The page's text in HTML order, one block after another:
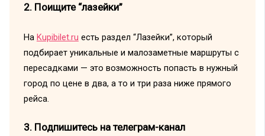
2. Поищите “лазейки”
На Kupibilet.ru есть раздел “Лазейки”, который
подбирает уникальные и малозаметные маршруты с
пересадками — это возможность попасть в нужный
город по цене в два, а то и три раза ниже прямого
рейса.
3. Подпишитесь на телеграм-канал